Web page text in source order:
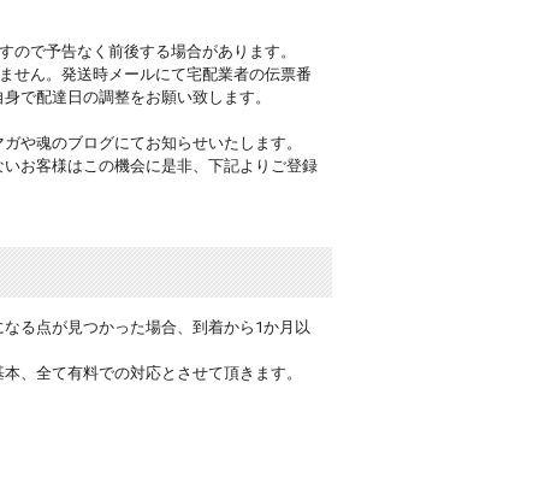
ので予告なく前後する場合があります。
せん。発送時メールにて宅配業者の伝票番
で配達日の調整をお願い致します。
や魂のブログにてお知らせいたします。
お客様はこの機会に是非、下記よりご登録
る点が見つかった場合、到着から1か月以
、全て有料での対応とさせて頂きます。